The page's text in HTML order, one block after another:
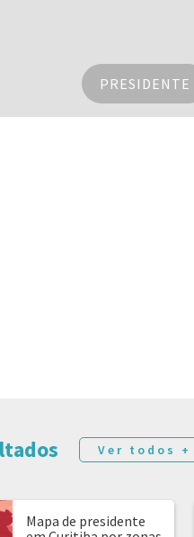
PRESIDENTE
Ver todos +
Mapa de presidente